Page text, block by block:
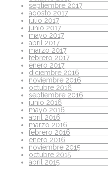
septiembre 2017
agosto 2017
julio 2017
junio 2017
mayo 2017
abril 2017
marzo 2017
febrero 2017
enero 2017
diciembre 2016
noviembre 2016
octubre 2016
septiembre 2016
junio 2016
mayo 2016
abril 2016
marzo 2016
febrero 2016
enero 2016
noviembre 2015
octubre 2015
abril 2015